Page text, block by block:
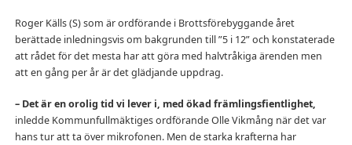
Roger Källs (S) som är ordförande i Brottsförebyggande året
berättade inledningsvis om bakgrunden till ”5 i 12” och konstaterade
att rådet för det mesta har att göra med halvtråkiga ärenden men
att en gång per år är det glädjande uppdrag.
– Det är en orolig tid vi lever i, med ökad främlingsfientlighet,
inledde Kommunfullmäktiges ordförande Olle Vikmång när det var
hans tur att ta över mikrofonen. Men de starka krafterna har